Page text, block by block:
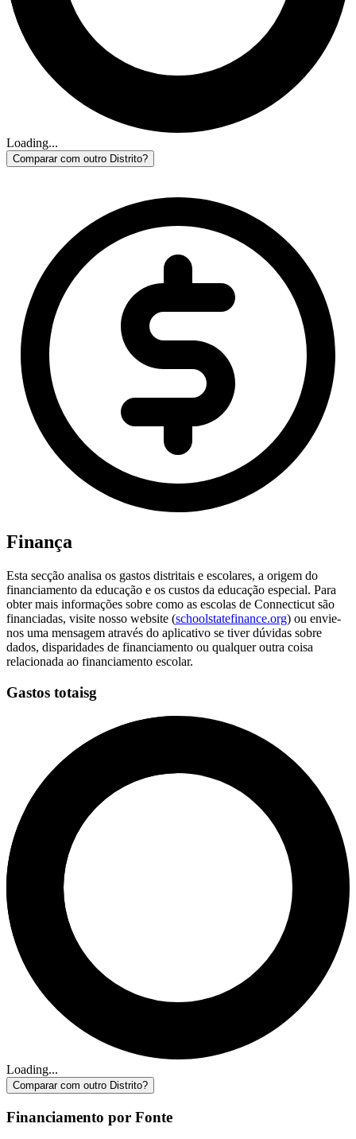
Loading...
Comparar com outro Distrito?
Finança
Esta secção analisa os gastos distritais e escolares, a origem do
financiamento da educação e os custos da educação especial. Para
obter mais informações sobre como as escolas de Connecticut são
financiadas, visite nosso website (schoolstatefinance.org) ou envie-
nos uma mensagem através do aplicativo se tiver dúvidas sobre
dados, disparidades de financiamento ou qualquer outra coisa
relacionada ao financiamento escolar.
Gastos totaisg
Loading...
Comparar com outro Distrito?
Financiamento por Fonte